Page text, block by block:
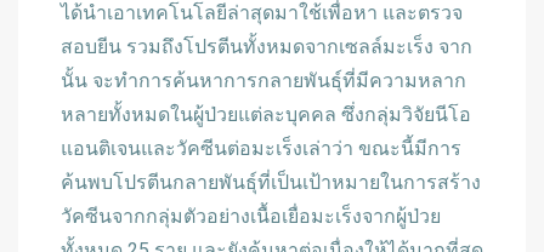
ได้นำเอาเทคโนโลยีล่าสุดมาใช้เพื่อหา และตรวจ
สอบยีน รวมถึงโปรตีนทั้งหมดจากเซลล์มะเร็ง จาก
นั้น จะทำการค้นหาการกลายพันธุ์ที่มีความหลาก
หลายทั้งหมดในผู้ป่วยแต่ละบุคคล ซึ่งกลุ่มวิจัยนีโอ
แอนติเจนและวัคซีนต่อมะเร็งเล่าว่า ขณะนี้มีการ
ค้นพบโปรตีนกลายพันธุ์ที่เป็นเป้าหมายในการสร้าง
วัคซีนจากกลุ่มตัวอย่างเนื้อเยื่อมะเร็งจากผู้ป่วย